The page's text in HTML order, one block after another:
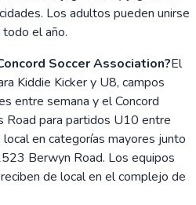
Los adultos pueden unirse
el año.
Soccer Association?El
Kiddie Kicker y U8, campos
entre semana y el Concord
Road para partidos U10 entre
en categorías mayores junto
Berwyn Road. Los equipos
de local en el complejo de